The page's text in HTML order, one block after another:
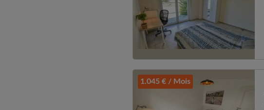
1.045 € / Mois